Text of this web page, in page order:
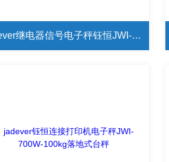
jadever继电器信号电子秤钰恒JWI-700W双向指令模式电子秤